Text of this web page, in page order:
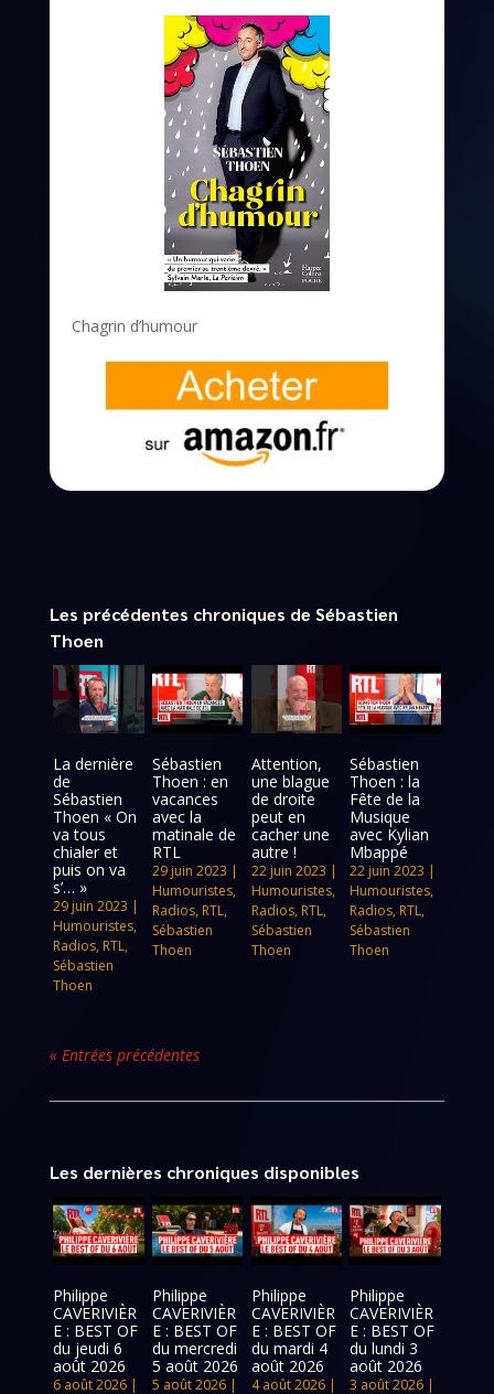
Chagrin d’humour
Les précédentes chroniques de Sébastien
Thoen
La dernière
de
Sébastien
Thoen « On
va tous
chialer et
puis on va
s’… »
29 juin 2023 |
Humouristes,
Radios, RTL,
Sébastien
Thoen
Sébastien
Thoen : en
vacances
avec la
matinale de
RTL
29 juin 2023 |
Humouristes,
Radios, RTL,
Sébastien
Thoen
Attention,
une blague
de droite
peut en
cacher une
autre !
22 juin 2023 |
Humouristes,
Radios, RTL,
Sébastien
Thoen
Sébastien
Thoen : la
Fête de la
Musique
avec Kylian
Mbappé
22 juin 2023 |
Humouristes,
Radios, RTL,
Sébastien
Thoen
« Entrées précédentes
Les dernières chroniques disponibles
Philippe
CAVERIVIÈR
E : BEST OF
du jeudi 6
août 2026
6 août 2026 |
Philippe
CAVERIVIÈR
E : BEST OF
du mercredi
5 août 2026
5 août 2026|
Philippe
CAVERIVIÈR
E : BEST OF
du mardi 4
août 2026
4 août 2026|
Philippe
CAVERIVIÈR
E : BEST OF
du lundi 3
août 2026
3 août 2026 |